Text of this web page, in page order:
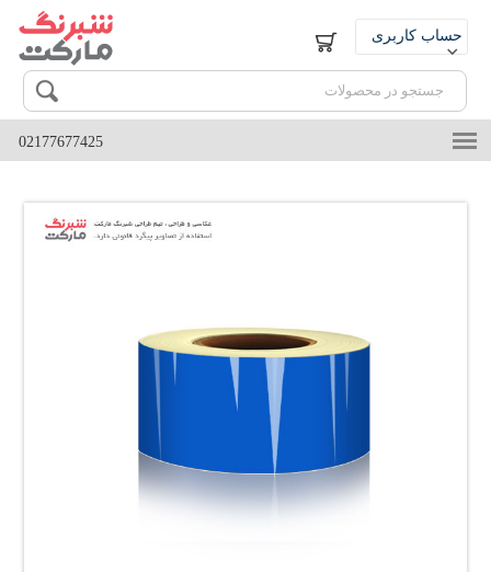
حساب کاربری
ورود
ثبت نام
02177677425